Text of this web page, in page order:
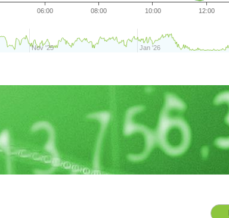
06:00 08:00 10:00 12:00
Nov '25 Jan '26